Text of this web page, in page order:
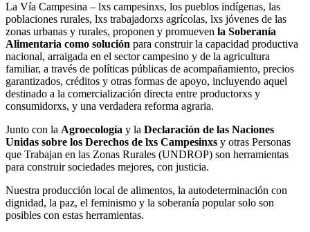
La Vía Campesina – lxs campesinxs, los pueblos indígenas, las
poblaciones rurales, lxs trabajadorxs agrícolas, lxs jóvenes de las
zonas urbanas y rurales, proponen y promueven la Soberanía
Alimentaria como solución para construir la capacidad productiva
nacional, arraigada en el sector campesino y de la agricultura
familiar, a través de políticas públicas de acompañamiento, precios
garantizados, créditos y otras formas de apoyo, incluyendo aquel
destinado a la comercialización directa entre productorxs y
consumidorxs, y una verdadera reforma agraria.
Junto con la Agroecología y la Declaración de las Naciones
Unidas sobre los Derechos de lxs Campesinxs y otras Personas
que Trabajan en las Zonas Rurales (UNDROP) son herramientas
para construir sociedades mejores, con justicia.
Nuestra producción local de alimentos, la autodeterminación con
dignidad, la paz, el feminismo y la soberanía popular solo son
posibles con estas herramientas.